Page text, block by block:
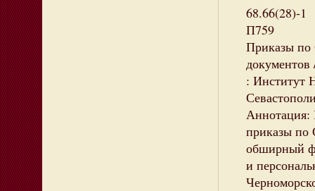
68.66(28)-1
П759
Приказы по
: Институт
Аннотация:
приказы по
обширный
и